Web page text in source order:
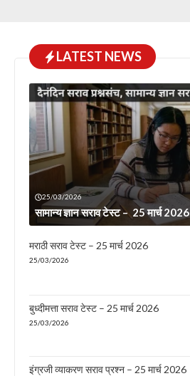
LATEST NEWS
25/03/2026
सामान्य ज्ञान सराव टेस्ट – 25 मार्च 2026
मराठी सराव टेस्ट – 25 मार्च 2026
25/03/2026
बुध्दीमत्ता सराव टेस्ट – 25 मार्च 2026
25/03/2026
इंग्रजी व्याकरण सराव प्रश्न – 25 मार्च 2026